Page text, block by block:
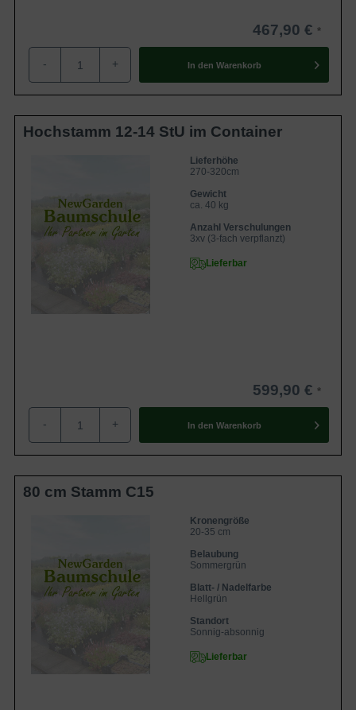
467,90 €
- + In den Warenkorb
Hochstamm 12-14 StU im Container
Lieferhöhe
270-320cm
Gewicht
ca. 40 kg
Anzahl Verschulungen
3xv (3-fach verpflanzt)
Lieferbar
599,90 €
- + In den Warenkorb
80 cm Stamm C15
Kronengröße
20-35 cm
Belaubung
Sommergrün
Blatt- / Nadelfarbe
Hellgrün
Standort
Sonnig-absonnig
Lieferbar